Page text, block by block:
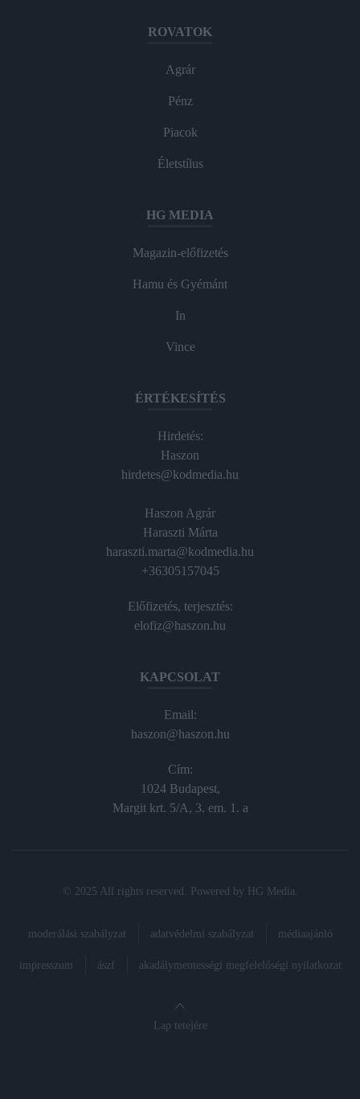
ROVATOK
Agrár
Pénz
Piacok
Életstílus
HG MEDIA
Magazin-előfizetés
Hamu és Gyémánt
In
Vince
ÉRTÉKESÍTÉS
Hirdetés:
Haszon
hirdetes@kodmedia.hu
Haszon Agrár
Haraszti Márta
haraszti.marta@kodmedia.hu
+36305157045
Előfizetés, terjesztés:
elofiz@haszon.hu
KAPCSOLAT
Email:
haszon@haszon.hu
Cím:
1024 Budapest,
Margit krt. 5/A, 3. em. 1. a
© 2025 All rights reserved. Powered by HG Media
moderálási szabályzat adatvédelmi szabályzat médiaajánló
impresszum ászf akadálymentességi megfelelőségi nyilatkozat
Lap tetejére